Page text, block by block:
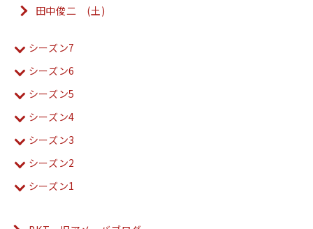
田中俊二 (土)
シーズン7
シーズン6
シーズン5
シーズン4
シーズン3
シーズン2
シーズン1